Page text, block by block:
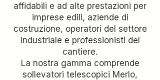
affidabili e ad alte prestazioni per
imprese edili, aziende di
costruzione, operatori del settore
industriale e professionisti del
cantiere.
La nostra gamma comprende
sollevatori telescopici Merlo,